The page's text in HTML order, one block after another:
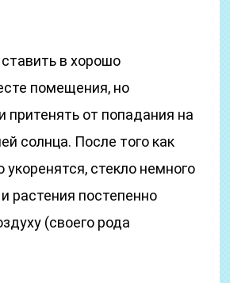
в хорошо
помещения, но
притенять от попадания на
солнца. После того как
укоренятся, стекло немного
растения постепенно
(своего рода